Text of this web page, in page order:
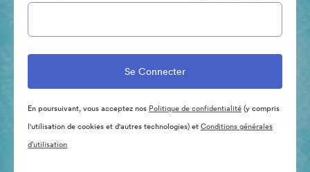
En poursuivant, vous acceptez nos Politique de confidentialité(y compris
l'utilisation de cookies et d'autres technologies) etConditions générales
d’utilisation